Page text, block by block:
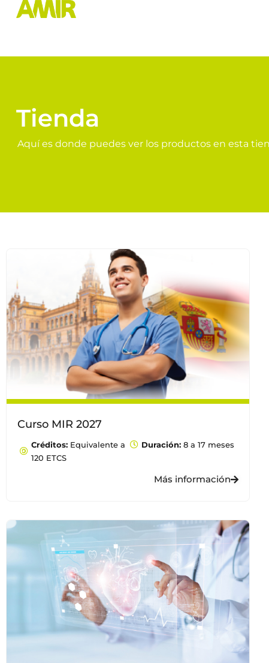
Tienda
Aquí es donde puedes ver los productos en esta
Curso MIR 2027
Créditos: Equivalente a
120 ETCS
Duración:8 a 17 meses
Más información